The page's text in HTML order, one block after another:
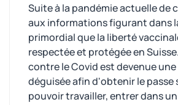
Suite à la pandémie actuelle de
aux informations figurant dans
primordial que la liberté
respectée et protégée en
contre le Covid est devenue
déguisée afin d'obtenir le passe
pouvoir travailler, entrer dans